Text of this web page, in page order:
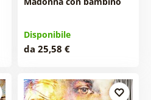
Disponibile
da 25,58 €